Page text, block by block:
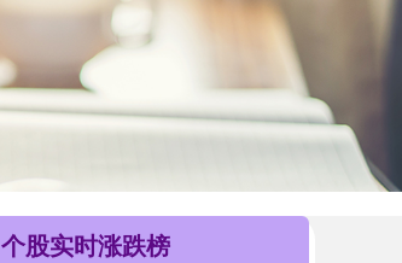
个股实时涨跌榜